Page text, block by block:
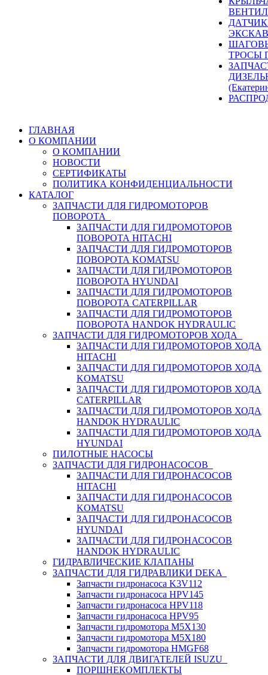
ТРОСЫ
ГЛАВНАЯ
О КОМПАНИИ
О КОМПАНИИ
НОВОСТИ
СЕРТИФИКАТЫ
ПОЛИТИКА КОНФИДЕНЦИАЛЬНОСТИ
КАТАЛОГ
ЗАПЧАСТИ ДЛЯ ГИДРОМОТОРОВ
ПОВОРОТА
ЗАПЧАСТИ ДЛЯ ГИДРОМОТОРОВ
ПОВОРОТА HITACHI
ЗАПЧАСТИ ДЛЯ ГИДРОМОТОРОВ
ПОВОРОТА KOMATSU
ЗАПЧАСТИ ДЛЯ ГИДРОМОТОРОВ
ПОВОРОТА HYUNDAI
ЗАПЧАСТИ ДЛЯ ГИДРОМОТОРОВ
ПОВОРОТА CATERPILLAR
ЗАПЧАСТИ ДЛЯ ГИДРОМОТОРОВ
ПОВОРОТА HANDOK HYDRAULIC
ЗАПЧАСТИ ДЛЯ ГИДРОМОТОРОВ ХОДА
ЗАПЧАСТИ ДЛЯ ГИДРОМОТОРОВ ХОДА
HITACHI
ЗАПЧАСТИ ДЛЯ ГИДРОМОТОРОВ ХОДА
KOMATSU
ЗАПЧАСТИ ДЛЯ ГИДРОМОТОРОВ ХОДА
CATERPILLAR
ЗАПЧАСТИ ДЛЯ ГИДРОМОТОРОВ ХОДА
HANDOK HYDRAULIC
ЗАПЧАСТИ ДЛЯ ГИДРОМОТОРОВ ХОДА
HYUNDAI
ПИЛОТНЫЕ НАСОСЫ
ЗАПЧАСТИ ДЛЯ ГИДРОНАСОСОВ
ЗАПЧАСТИ ДЛЯ ГИДРОНАСОСОВ
HITACHI
ЗАПЧАСТИ ДЛЯ ГИДРОНАСОСОВ
KOMATSU
ЗАПЧАСТИ ДЛЯ ГИДРОНАСОСОВ
HYUNDAI
ЗАПЧАСТИ ДЛЯ ГИДРОНАСОСОВ
HANDOK HYDRAULIC
ГИДРАВЛИЧЕСКИЕ КЛАПАНЫ
ЗАПЧАСТИ ДЛЯ ГИДРАВЛИКИ DEKA
Запчасти гидронасоса K3V112
Запчасти гидронасоса HPV145
Запчасти гидронасоса HPV118
Запчасти гидронасоса HPV95
Запчасти гидромотора M5X130
Запчасти гидромотора M5X180
Запчасти гидромотора HMGF68
ЗАПЧАСТИ ДЛЯ ДВИГАТЕЛЕЙ ISUZU
ПОРШНЕКОМПЛЕКТЫ